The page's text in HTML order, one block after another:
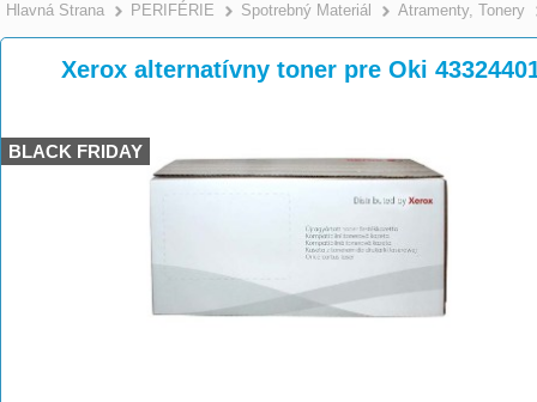
Hlavná Strana >
PERIFÉRIE >
Spotrebný Materiál >
Atramenty, Tonery
Xerox alternatívny toner pre Oki
BLACK FRIDAY